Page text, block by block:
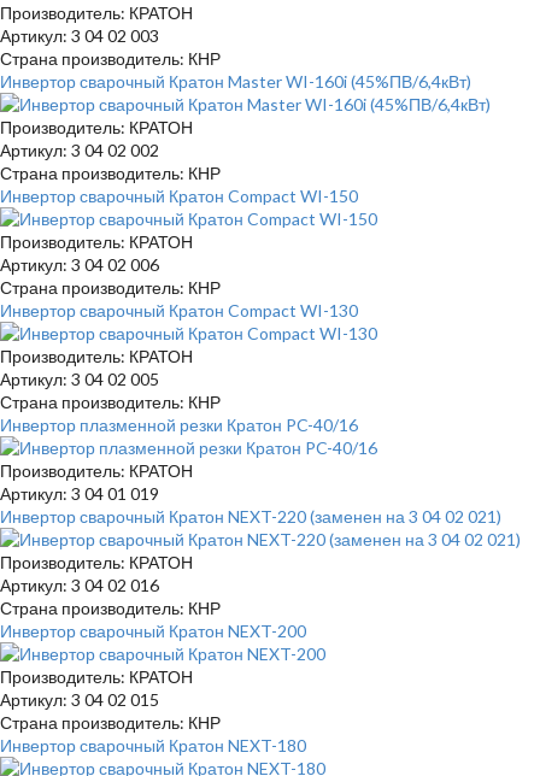
Производитель: КРАТОН
Артикул: 3 04 02 003
Страна производитель: КНР
Инвертор сварочный Кратон Master WI-160i (45%ПВ/6,4кВт)
Производитель: КРАТОН
Артикул: 3 04 02 002
Страна производитель: КНР
Инвертор сварочный Кратон Compact WI-150
Производитель: КРАТОН
Артикул: 3 04 02 006
Страна производитель: КНР
Инвертор сварочный Кратон Compact WI-130
Производитель: КРАТОН
Артикул: 3 04 02 005
Страна производитель: КНР
Инвертор плазменной резки Кратон PC-40/16
Производитель: КРАТОН
Артикул: 3 04 01 019
Инвертор сварочный Кратон NEXT-220 (заменен на 3 04 02 021)
Производитель: КРАТОН
Артикул: 3 04 02 016
Страна производитель: КНР
Инвертор сварочный Кратон NEXT-200
Производитель: КРАТОН
Артикул: 3 04 02 015
Страна производитель: КНР
Инвертор сварочный Кратон NEXT-180